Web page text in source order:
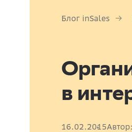
Блог inSales
в
16.02.2015Автор: